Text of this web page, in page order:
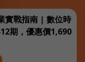
實戰指南 | 數位時
期，優惠價1,690